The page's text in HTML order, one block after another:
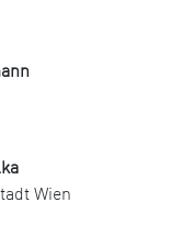
Wien